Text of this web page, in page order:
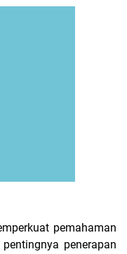
pemahaman
penerapan